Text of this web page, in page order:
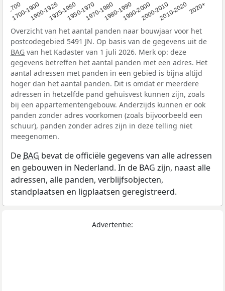
<1700
1700-19001900-19251925-19501950-19701970-19801980-19901990-20002000-20102010-20202020+
Overzicht van het aantal panden naar bouwjaar voor het
postcodegebied 5491 JN. Op basis van de gegevens uit de
BAG van het Kadaster van 1 juli 2026. Merk op: deze
gegevens betreffen het aantal panden met een adres. Het
aantal adressen met panden in een gebied is bijna altijd
hoger dan het aantal panden. Dit is omdat er meerdere
adressen in hetzelfde pand gehuisvest kunnen zijn, zoals
bij een appartementengebouw. Anderzijds kunnen er ook
panden zonder adres voorkomen (zoals bijvoorbeeld een
schuur), panden zonder adres zijn in deze telling niet
meegenomen.
De BAG bevat de officiële gegevens van alle adressen
en gebouwen in Nederland. In de BAG zijn, naast alle
adressen, alle panden, verblijfsobjecten,
standplaatsen en ligplaatsen geregistreerd.
Advertentie: